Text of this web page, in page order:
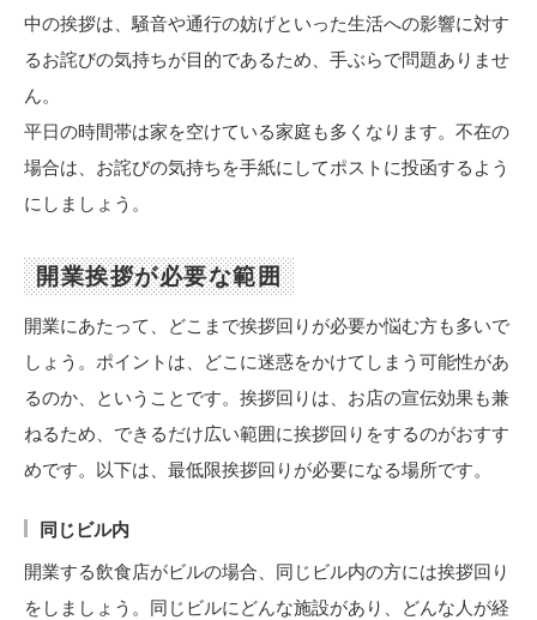
中の挨拶は、騒音や通行の妨げといった生活への影響に対す
るお詫びの気持ちが目的であるため、手ぶらで問題ありませ
ん。
平日の時間帯は家を空けている家庭も多くなります。不在の
場合は、お詫びの気持ちを手紙にしてポストに投函するよう
にしましょう。
開業挨拶が必要な範囲
開業にあたって、どこまで挨拶回りが必要か悩む方も多いで
しょう。ポイントは、どこに迷惑をかけてしまう可能性があ
るのか、ということです。挨拶回りは、お店の宣伝効果も兼
ねるため、できるだけ広い範囲に挨拶回りをするのがおすす
めです。以下は、最低限挨拶回りが必要になる場所です。
同じビル内
開業する飲食店がビルの場合、同じビル内の方には挨拶回り
をしましょう。同じビルにどんな施設があり、どんな人が経